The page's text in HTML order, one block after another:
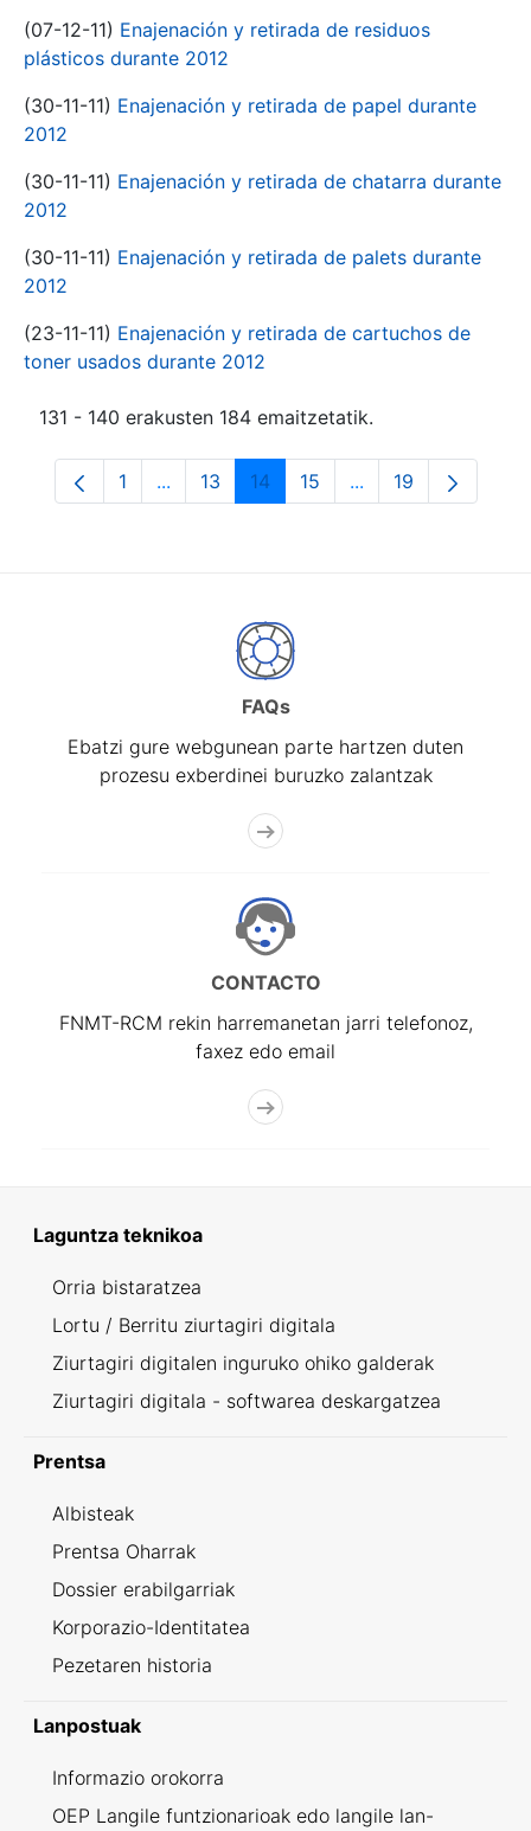
(07-12-11) Enajenación y retirada de residuos
plásticos durante 2012
(30-11-11) Enajenación y retirada de papel durante
2012
(30-11-11) Enajenación y retirada de chatarra durante
2012
(30-11-11) Enajenación y retirada de palets durante
2012
(23-11-11) Enajenación y retirada de cartuchos de
toner usados durante 2012
131 - 140 erakusten 184 emaitzetatik.
Orrialdea
1 ...Intermediate Pages Use TAB to navigate.
Orrialdea
13 Orrialdea
14 Orrialdea
15 ...Intermediate
Orrialdea
19
FAQs
Ebatzi gure webgunean parte hartzen duten
prozesu exberdinei buruzko zalantzak
CONTACTO
FNMT-RCM rekin harremanetan jarri telefonoz,
faxez edo email
Laguntza teknikoa
Orria bistaratzea
Lortu / Berritu ziurtagiri digitala
Ziurtagiri digitalen inguruko ohiko galderak
Ziurtagiri digitala - softwarea deskargatzea
Prentsa
Albisteak
Prentsa Oharrak
Dossier erabilgarriak
Korporazio-Identitatea
Pezetaren historia
Lanpostuak
Informazio orokorra
OEP Langile funtzionarioak edo langile lan-